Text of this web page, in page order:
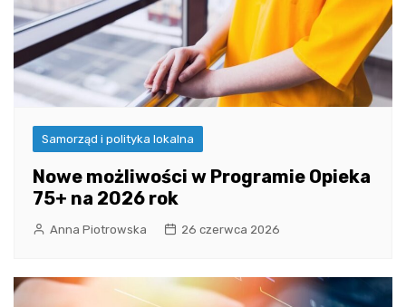
Samorząd i polityka lokalna
Nowe możliwości w Programie Opieka
75+ na 2026 rok
Anna Piotrowska 26 czerwca 2026